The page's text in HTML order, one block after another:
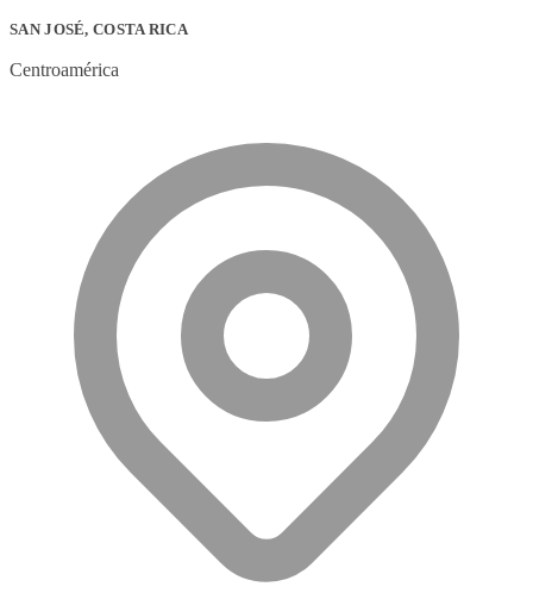
SAN JOSÉ, COSTA RICA
Centroamérica